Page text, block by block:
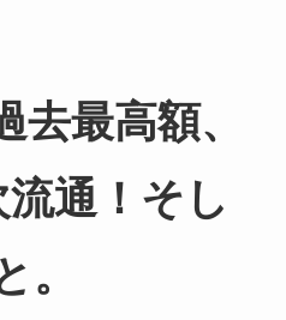
最高額、
通！そし
。